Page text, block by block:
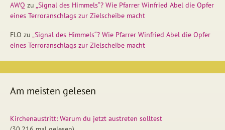
AWQ zu „Signal des Himmels“? Wie Pfarrer Winfried Abel die Opfer
eines Terroranschlags zur Zielscheibe macht
FLO zu „Signal des Himmels“? Wie Pfarrer Winfried Abel die Opfer
eines Terroranschlags zur Zielscheibe macht
Am meisten gelesen
Kirchenaustritt: Warum du jetzt austreten solltest